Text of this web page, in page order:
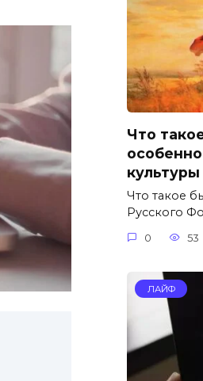
Что
Что такое
Русского
0 53
ЛАЙФ